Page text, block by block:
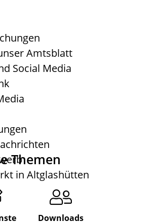
Amtsblatt
Social Media
in Altglashütten
Themen
Downloads